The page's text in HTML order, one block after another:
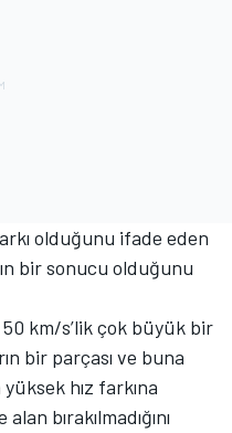
olduğunu ifade eden
bir sonucu olduğunu
50 km/s’lik çok büyük bir
bir parçası ve buna
hız farkına
bırakılmadığını